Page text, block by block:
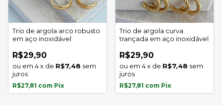
Trio de argola arco robusto
em aço inoxidável
R$29,90
4x de R$7,48 sem
juros
R$27,81 com Pix
Trio de argola curva
trançada em aço inoxidável
R$29,90
4x de R$7,48 sem
juros
R$27,81 com Pix